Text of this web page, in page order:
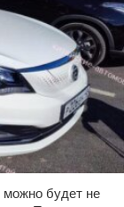
можно будет не